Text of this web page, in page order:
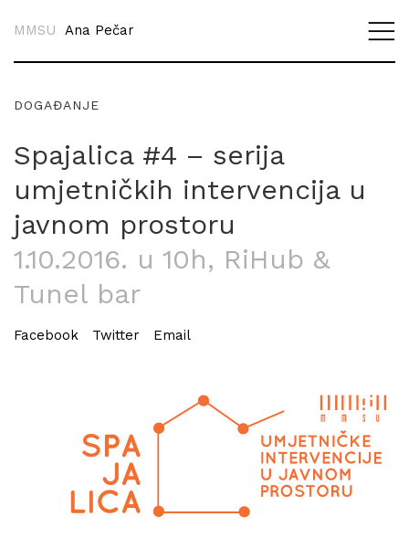
MMSU Ana Pečar
DOGAĐANJE
Spajalica #4 – serija
umjetničkih intervencija u
javnom prostoru
1.10.2016. u 10h, RiHub &
Tunel bar
Facebook Twitter Email